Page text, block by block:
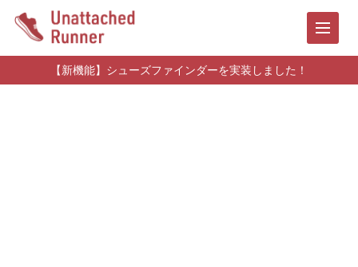
【新機能】シューズファインダーを実装しました！